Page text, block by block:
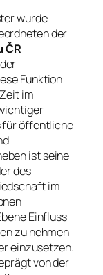
wurde
der
ČR
Funktion
im
für öffentliche
ist seine
des
im
Einfluss
zu nehmen
einzusetzen.
von der